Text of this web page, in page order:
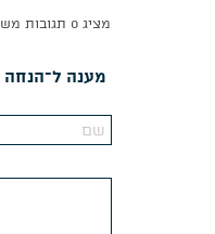
מציג 0 תגובות משורשרות
מענה ל־הנחה